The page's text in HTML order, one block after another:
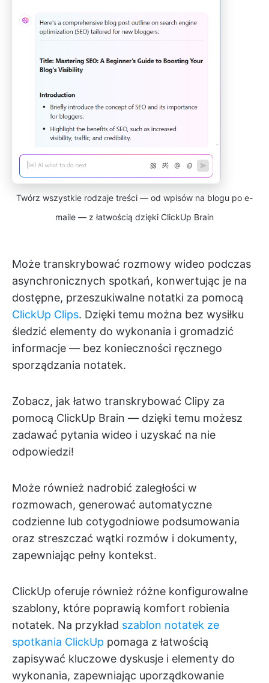
Twórz wszystkie rodzaje treści — od wpisów na blogu po e-
maile — z łatwością dzięki ClickUp Brain
Może transkrybować rozmowy wideo podczas
asynchronicznych spotkań, konwertując je na
dostępne, przeszukiwalne notatki za pomocą
ClickUp Clips. Dzięki temu można bez wysiłku
śledzić elementy do wykonania i gromadzić
informacje — bez konieczności ręcznego
sporządzania notatek.
Zobacz, jak łatwo transkrybować Clipy za
pomocą ClickUp Brain — dzięki temu możesz
zadawać pytania wideo i uzyskać na nie
odpowiedzi!
Może również nadrobić zaległości w
rozmowach, generować automatyczne
codzienne lub cotygodniowe podsumowania
oraz streszczać wątki rozmów i dokumenty,
zapewniając pełny kontekst.
ClickUp oferuje również różne konfigurowalne
szablony, które poprawią komfort robienia
notatek. Na przykład szablon notatek ze
spotkania ClickUp pomaga z łatwością
zapisywać kluczowe dyskusje i elementy do
wykonania, zapewniając uporządkowanie